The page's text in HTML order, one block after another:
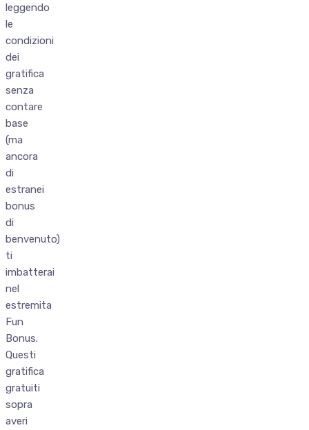
leggendo
le
condizioni
dei
gratifica
senza
contare
base
(ma
ancora
di
estranei
bonus
di
benvenuto)
ti
imbatterai
nel
estremita
Fun
Bonus.
Questi
gratifica
gratuiti
sopra
averi